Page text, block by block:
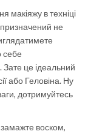
макіяжу в техніці
не
себе
це ідеальний
або Геловіна. Ну
дотримуйтесь
воском,